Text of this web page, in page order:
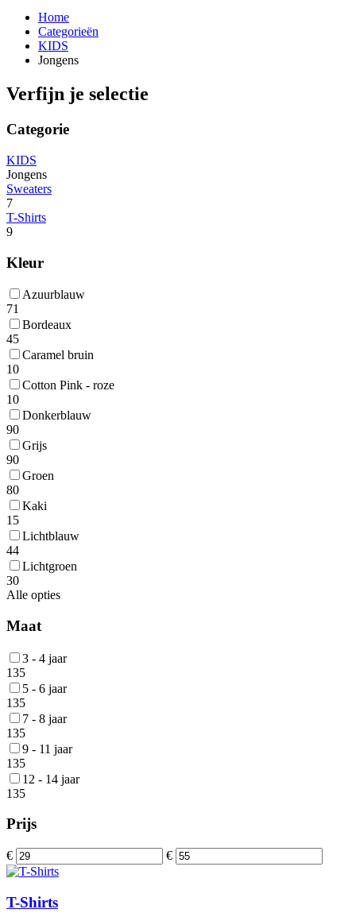
Home
Categorieën
KIDS
Jongens
Verfijn je selectie
Categorie
KIDS
Jongens
Sweaters
7
T-Shirts
9
Kleur
Azuurblauw
71
Bordeaux
45
Caramel bruin
10
Cotton Pink - roze
10
Donkerblauw
90
Grijs
90
Groen
80
Kaki
15
Lichtblauw
44
Lichtgroen
30
Alle opties
Maat
3 - 4 jaar
135
5 - 6 jaar
135
7 - 8 jaar
135
9 - 11 jaar
135
12 - 14 jaar
135
Prijs
€ €
T-Shirts